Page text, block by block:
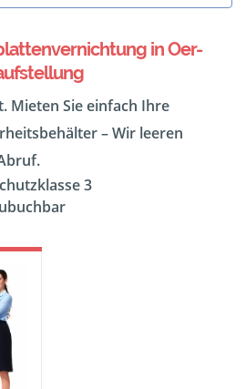
in Oer-
Mieten Sie einfach Ihre
– Wir leeren
3